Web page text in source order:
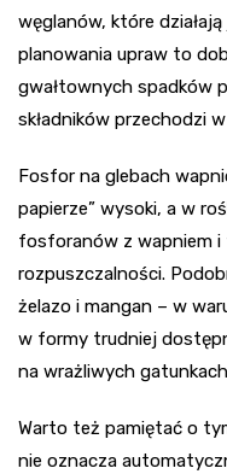
węglanów, które
planowania upraw to
gwałtownych spadków
składników przechodzi
Fosfor na glebach
papierze” wysoki, a w
fosforanów z wapniem
rozpuszczalności.
żelazo i mangan – w
w formy trudniej
na wrażliwych
Warto też pamiętać o
nie oznacza